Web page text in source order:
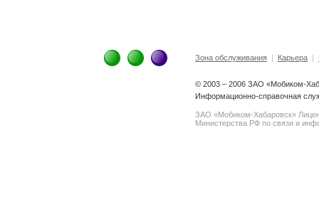
Зона обслуживания| Карьера|
© 2003 – 2006 ЗАО «Мобиком-
Информационно-справочная
ЗАО «Мобиком-Хабаровск»
Министерства РФ по связи и